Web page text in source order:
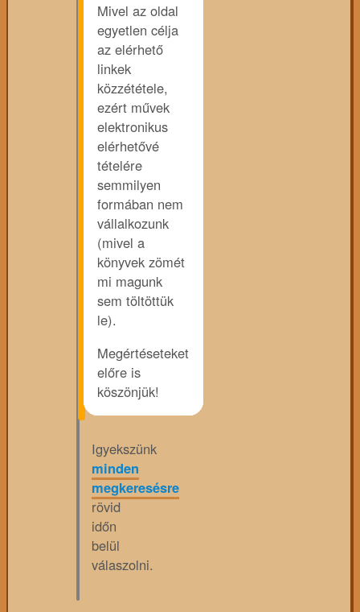
Mivel az oldal
egyetlen célja
az elérhető
linkek
közzététele,
ezért művek
elektronikus
elérhetővé
tételére
semmilyen
formában nem
vállalkozunk
(mivel a
könyvek zömét
mi magunk
sem töltöttük
le).
Megértéseteket
előre is
köszönjük!
Igyekszünk
minden
megkeresésre
rövid
időn
belül
válaszolni.